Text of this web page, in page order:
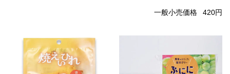
一般小売価格 420円